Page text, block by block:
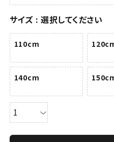
サイズ 選択してください
110cm
140cm